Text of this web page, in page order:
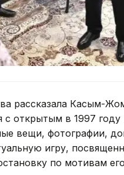
рассказала Касым-
с открытым в 1997
вещи, фотографии,
игру,
по мотивам